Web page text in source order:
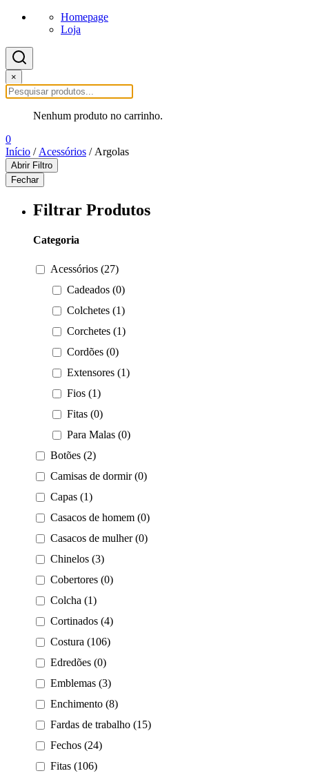
Homepage
Loja
×
Nenhum produto no carrinho.
0
Início / Acessórios / Argolas
Abrir Filtro
Fechar
Filtrar Produtos
Categoria
Acessórios (27)
Cadeados (0)
Colchetes (1)
Corchetes (1)
Cordões (0)
Extensores (1)
Fios (1)
Fitas (0)
Para Malas (0)
Botões (2)
Camisas de dormir (0)
Capas (1)
Casacos de homem (0)
Casacos de mulher (0)
Chinelos (3)
Cobertores (0)
Colcha (1)
Cortinados (4)
Costura (106)
Edredões (0)
Emblemas (3)
Enchimento (8)
Fardas de trabalho (15)
Fechos (24)
Fitas (106)